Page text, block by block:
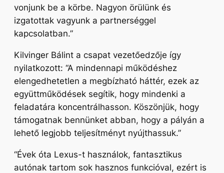
vonjunk be a körbe. Nagyon örülünk és
izgatottak vagyunk a partnerséggel
kapcsolatban.”
Kilvinger Bálint a csapat vezetőedzője így
nyilatkozott: “A mindennapi működéshez
elengedhetetlen a megbízható háttér, ezek az
együttműködések segítik, hogy mindenki a
feladatára koncentrálhasson. Köszönjük, hogy
támogatnak bennünket abban, hogy a pályán a
lehető legjobb teljesítményt nyújthassuk.”
“Évek óta Lexus-t használok, fantasztikus
autónak tartom sok hasznos funkcióval, ezért is